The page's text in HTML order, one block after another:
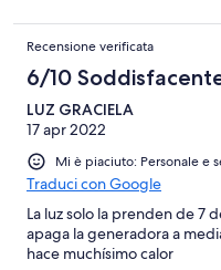
Recensione verificata
6/10
LUZ GRACIELA
17 apr 2022
Mi è piaciuto: Personale e
Traduci con Google
La luz solo la prenden de 7
apaga la generadora a
hace muchísimo calor